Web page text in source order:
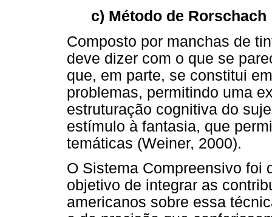
c) Método de Rorschach
Composto por manchas de
deve dizer com o que se
que, em parte, se constitui
problemas, permitindo uma
estruturação cognitiva do
estímulo à fantasia, que
temáticas (Weiner, 2000).
O Sistema Compreensivo foi
objetivo de integrar as
americanos sobre essa